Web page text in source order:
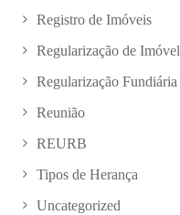
Registro de Imóveis
Regularização de Imóvel
Regularização Fundiária
Reunião
REURB
Tipos de Herança
Uncategorized